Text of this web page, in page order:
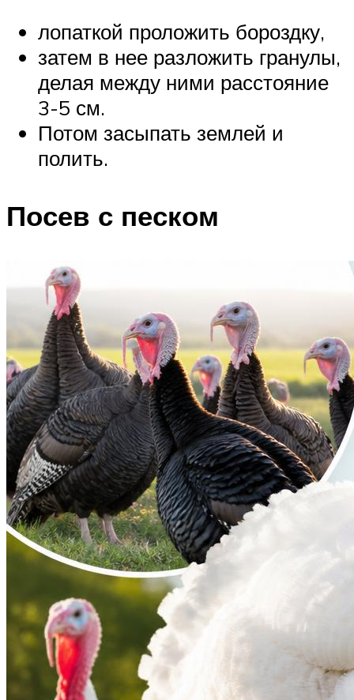
лопаткой проложить бороздку,
затем в нее разложить гранулы,
делая между ними расстояние
3-5 см.
Потом засыпать землей и
полить.
Посев с песком